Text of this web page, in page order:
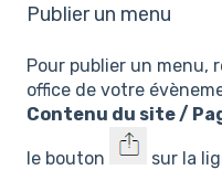
Publier un menu
Pour publier un menu,
office de votre
Contenu du site /
le bouton sur la